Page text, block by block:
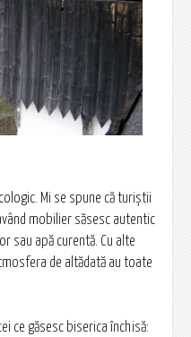
Mi se spune că turiştii
mobilier săsesc autentic
sau apă curentă. Cu alte
de altădată au toate
ce găsesc biserica închisă: